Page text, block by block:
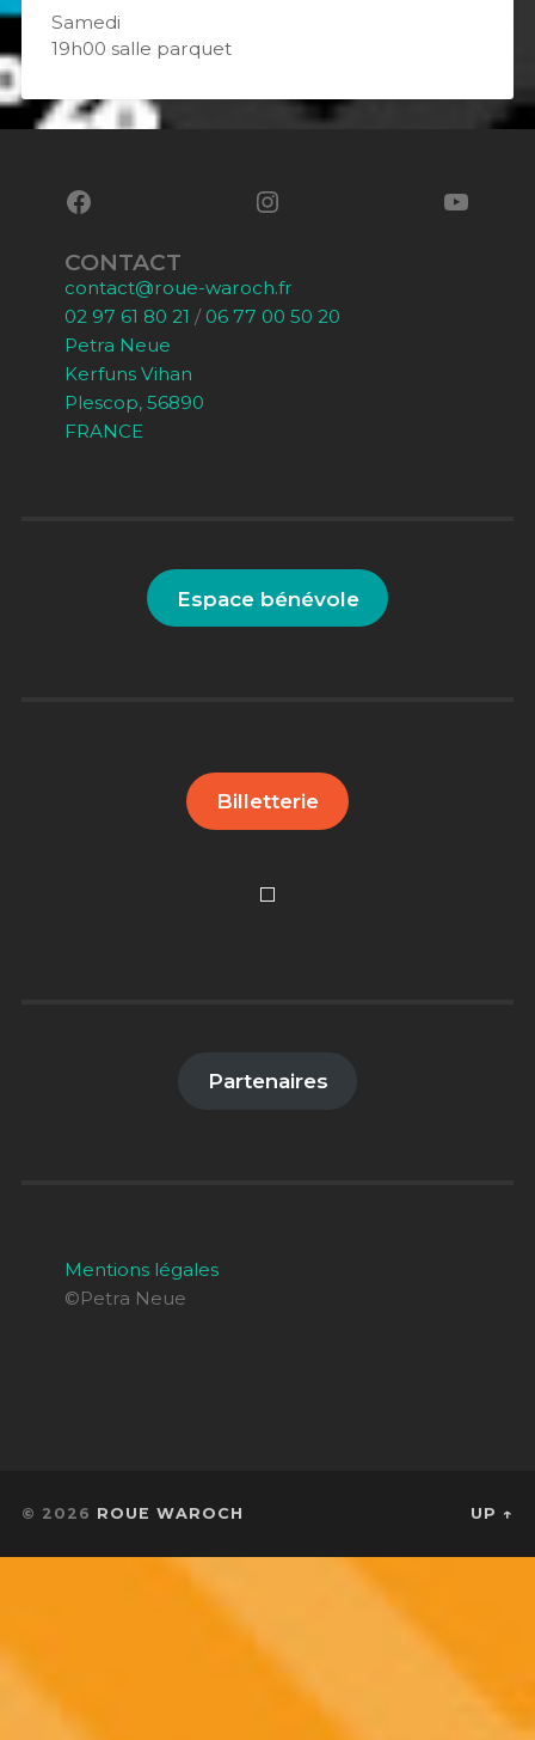
Samedi
19h00 salle parquet
CONTACT
contact@roue-waroch.fr
02 97 61 80 21 / 06 77 00 50 20
Petra Neue
Kerfuns Vihan
Plescop, 56890
FRANCE
Espace bénévole
Billetterie
Partenaires
Mentions légales
©Petra Neue
© 2026 ROUE WAROCH UP ↑